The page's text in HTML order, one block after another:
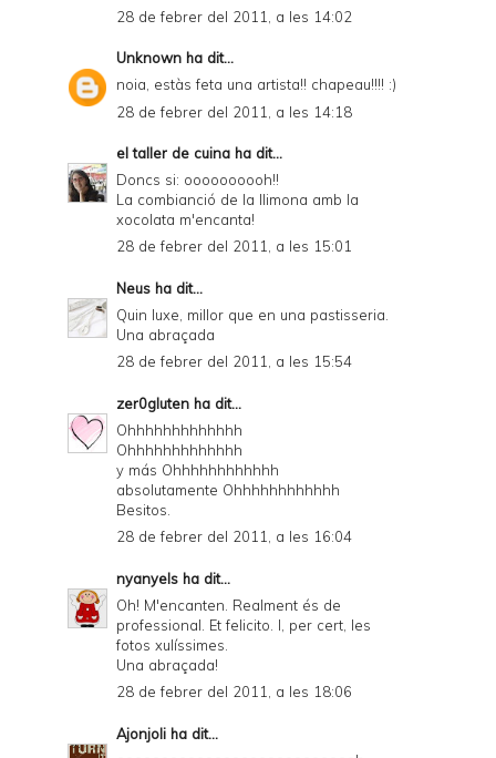
28 de febrer del 2011, a les 14:02
Unknown ha dit...
noia, estàs feta una artista!! chapeau!!!! :)
28 de febrer del 2011, a les 14:18
el taller de cuina ha dit...
Doncs si: oooooooooh!!
La combianció de la llimona amb la
xocolata m'encanta!
28 de febrer del 2011, a les 15:01
Neus ha dit...
Quin luxe, millor que en una pastisseria.
Una abraçada
28 de febrer del 2011, a les 15:54
zer0gluten ha dit...
Ohhhhhhhhhhhhh
Ohhhhhhhhhhhhh
y más Ohhhhhhhhhhhh
absolutamente Ohhhhhhhhhhhh
Besitos.
28 de febrer del 2011, a les 16:04
nyanyels ha dit...
Oh! M'encanten. Realment és de
professional. Et felicito. I, per cert, les
fotos xulíssimes.
Una abraçada!
28 de febrer del 2011, a les 18:06
Ajonjoli ha dit...